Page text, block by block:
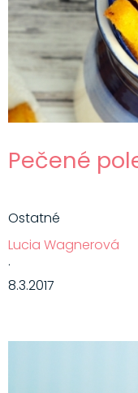
Hlavné
Šaláty
Nápoje
Pečené
Ostatné
Lucia Wagnerová
·
8.3.2017